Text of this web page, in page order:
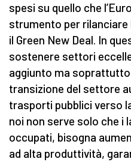
spesi su quello che
strumento per
il Green New Deal. In
sostenere settori
aggiunto ma
transizione del settore
trasporti pubblici verso
noi non serve solo che i
occupati, bisogna
ad alta produttività,